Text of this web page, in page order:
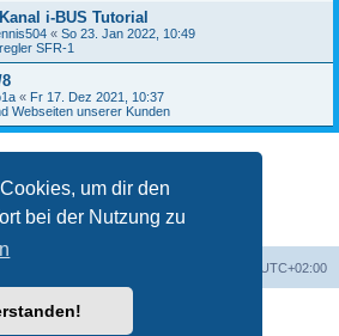
um dir den
bei der Nutzung zu
i-BUS Tutorial
« So 23. Jan 2022, 10:49
SFR-1
« Fr 17. Dez 2021, 10:37
Webseiten unserer Kunden
122 Treffer 1 2 3 4
UTC+02:00
® Forum Software © phpBB Limited
phpBB.de